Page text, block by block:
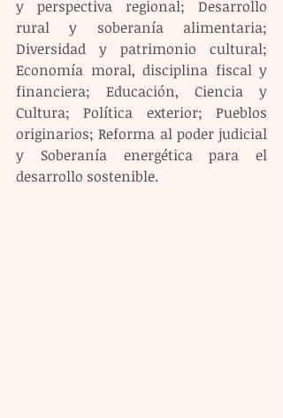
y perspectiva regional; Desarrollo
rural y soberanía alimentaria;
Diversidad y patrimonio cultural;
Economía moral, disciplina fiscal y
financiera; Educación, Ciencia y
Cultura; Política exterior; Pueblos
originarios; Reforma al poder judicial
y Soberanía energética para el
desarrollo sostenible.